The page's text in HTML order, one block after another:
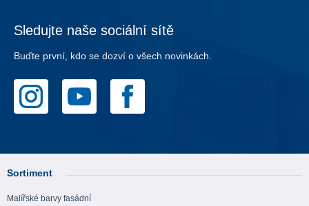
Sledujte naše sociální sítě
Buďte první, kdo se dozví o všech novinkách.
Sortiment
Malířské barvy fasádní